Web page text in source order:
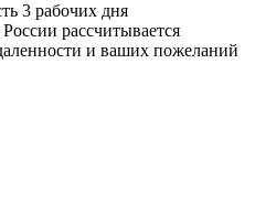
3 рабочих дня
рассчитывается
и ваших пожеланий